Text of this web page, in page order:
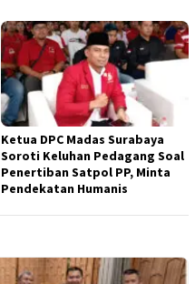
Ketua DPC Madas Surabaya
Soroti Keluhan Pedagang Soal
Penertiban Satpol PP, Minta
Pendekatan Humanis